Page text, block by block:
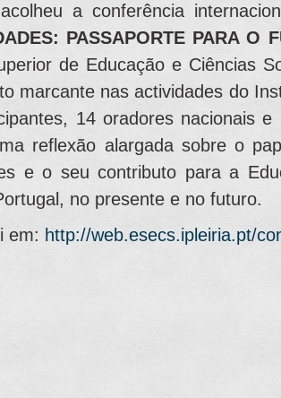
a conferência
PASSAPORTE PARA O
de Educação e Ciências
marcante nas actividades do
14 oradores nacionais e
reflexão alargada sobre o
e o seu contributo para a
no presente e no futuro.
em: http://web.esecs.ipleiria.pt/